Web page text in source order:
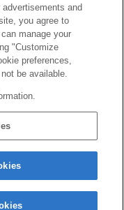
and
you agree to
manage your
"Customize
preferences,
be available.